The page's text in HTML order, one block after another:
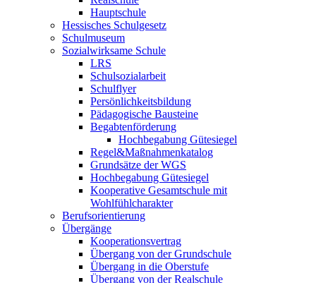
Hauptschule
Hessisches Schulgesetz
Schulmuseum
Sozialwirksame Schule
LRS
Schulsozialarbeit
Schulflyer
Persönlichkeitsbildung
Pädagogische Bausteine
Begabtenförderung
Hochbegabung Gütesiegel
Regel&Maßnahmenkatalog
Grundsätze der WGS
Hochbegabung Gütesiegel
Kooperative Gesamtschule mit
Wohlfühlcharakter
Berufsorientierung
Übergänge
Kooperationsvertrag
Übergang von der Grundschule
Übergang in die Oberstufe
Übergang von der Realschule